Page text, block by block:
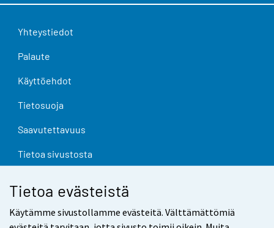
Tietoa evästeistä
Käytämme sivustollamme evästeitä. Välttämättömiä
Yhteystiedot
Palaute
Käyttöehdot
Tietosuoja
Saavutettavuus
Tietoa sivustosta